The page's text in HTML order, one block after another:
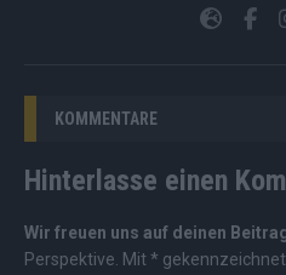
KOMMENTARE
Hinterlasse einen
Wir freuen uns auf deinen
Perspektive. Mit *